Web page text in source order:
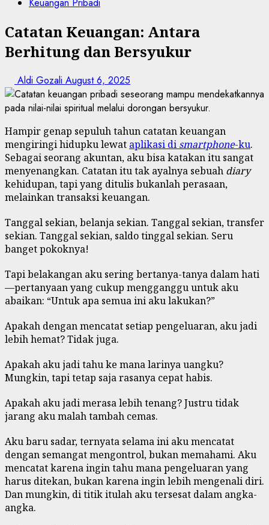
Catatan Keuangan: Antara
Berhitung dan Bersyukur
Aldi Gozali August 6, 2025
Hampir genap sepuluh tahun catatan keuangan
mengiringi hidupku lewat aplikasi di smartphone-ku.
Sebagai seorang akuntan, aku bisa katakan itu sangat
menyenangkan. Catatan itu tak ayalnya sebuah diary
kehidupan, tapi yang ditulis bukanlah perasaan,
melainkan transaksi keuangan.
Tanggal sekian, belanja sekian. Tanggal sekian, transfer
sekian. Tanggal sekian, saldo tinggal sekian. Seru
banget pokoknya!
Tapi belakangan aku sering bertanya-tanya dalam hati
—pertanyaan yang cukup mengganggu untuk aku
abaikan: “Untuk apa semua ini aku lakukan?”
Apakah dengan mencatat setiap pengeluaran, aku jadi
lebih hemat? Tidak juga.
Apakah aku jadi tahu ke mana larinya uangku?
Mungkin, tapi tetap saja rasanya cepat habis.
Apakah aku jadi merasa lebih tenang? Justru tidak
jarang aku malah tambah cemas.
Aku baru sadar, ternyata selama ini aku mencatat
dengan semangat mengontrol, bukan memahami. Aku
mencatat karena ingin tahu mana pengeluaran yang
harus ditekan, bukan karena ingin lebih mengenali diri.
Dan mungkin, di titik itulah aku tersesat dalam angka-
angka.